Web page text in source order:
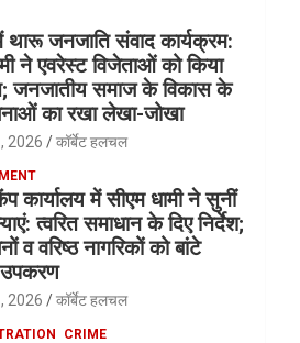
थारू जनजाति संवाद कार्यक्रम:
ने एवरेस्ट विजेताओं को किया
जनजातीय समाज के विकास के
का रखा लेखा-जोखा
2026 कॉर्बेट हलचल
कार्यालय में सीएम धामी ने सुनीं
त्वरित समाधान के दिए निर्देश;
व वरिष्ठ नागरिकों को बांटे
2026 कॉर्बेट हलचल
CRIME